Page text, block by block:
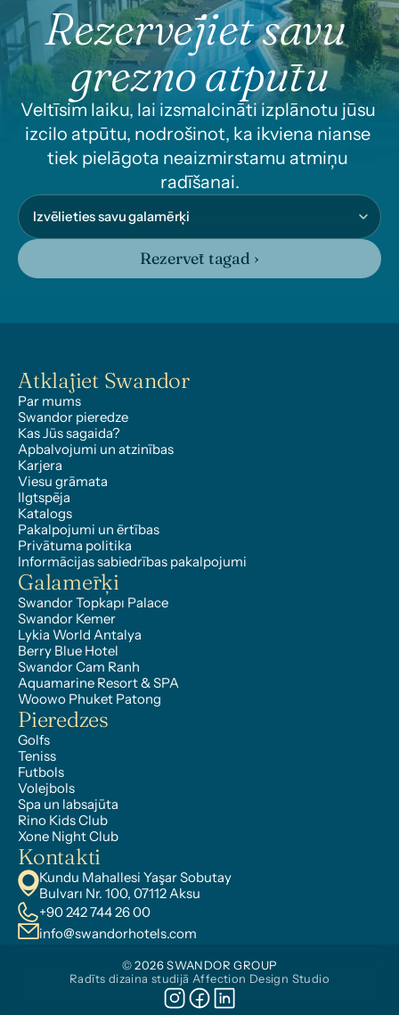
Rezervējiet savu
grezno atpūtu
Veltīsim laiku, lai izsmalcināti izplānotu jūsu
izcilo atpūtu, nodrošinot, ka ikviena nianse
tiek pielāgota neaizmirstamu atmiņu
radīšanai.
Rezervēt tagad ›
Atklājiet Swandor
Par mums
Swandor pieredze
Kas Jūs sagaida?
Apbalvojumi un atzinības
Karjera
Viesu grāmata
Ilgtspēja
Katalogs
Pakalpojumi un ērtības
Privātuma politika
Informācijas sabiedrības pakalpojumi
Galamērķi
Swandor Topkapı Palace
Swandor Kemer
Lykia World Antalya
Berry Blue Hotel
Swandor Cam Ranh
Aquamarine Resort & SPA
Woowo Phuket Patong
Pieredzes
Golfs
Teniss
Futbols
Volejbols
Spa un labsajūta
Rino Kids Club
Xone Night Club
Kontakti
Kundu Mahallesi Yaşar Sobutay
Bulvarı Nr. 100, 07112 Aksu
+90 242 744 26 00
info@swandorhotels.com
© 2026 SWANDOR GROUP
Radīts dizaina studijā Affection Design Studio